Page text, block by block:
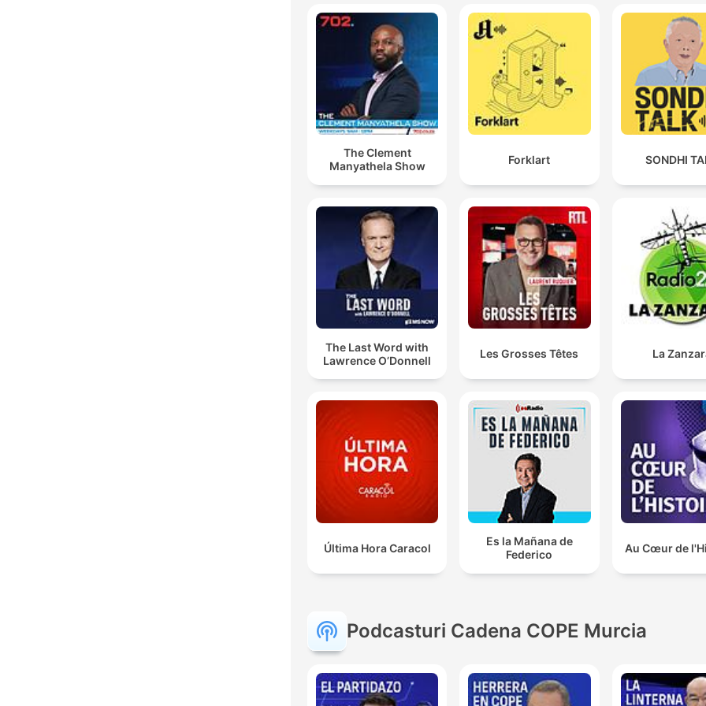
The Clement
Manyathela Show
Forklart SONDHI
The Last Word with
Lawrence O’Donnell
Les Grosses Têtes La
Última Hora Caracol
Es la Mañana de
Federico
Au Cœur de
Podcasturi Cadena COPE Murcia